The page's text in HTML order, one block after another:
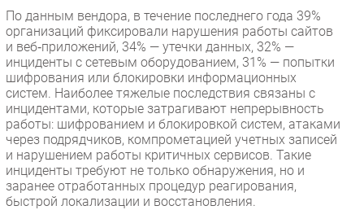
Тестовый стенд
Каталог компаний
По данным вендора, в течение последнего года 39%
организаций фиксировали нарушения работы сайтов
и веб‑приложений, 34% — утечки данных, 32% —
инциденты с сетевым оборудованием, 31% — попытки
шифрования или блокировки информационных
систем. Наиболее тяжелые последствия связаны с
инцидентами, которые затрагивают непрерывность
работы: шифрованием и блокировкой систем, атаками
через подрядчиков, компрометацией учетных записей
и нарушением работы критичных сервисов. Такие
инциденты требуют не только обнаружения, но и
заранее отработанных процедур реагирования,
быстрой локализации и восстановления.